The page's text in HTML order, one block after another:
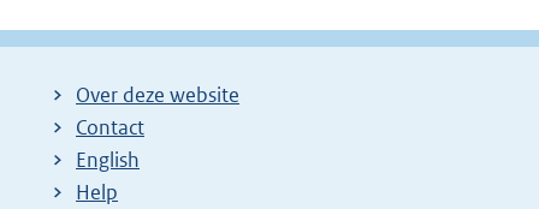
Over deze website
Contact
English
Help